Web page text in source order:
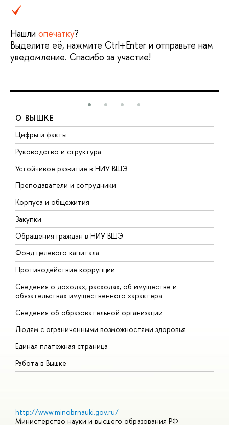
Нашли опечатку?
Выделите её, нажмите Ctrl+Enter и отправьте нам
уведомление. Спасибо за участие!
О ВЫШКЕ
Цифры и факты
Руководство и структура
Устойчивое развитие в НИУ ВШЭ
Преподаватели и сотрудники
Корпуса и общежития
Закупки
Обращения граждан в НИУ ВШЭ
Фонд целевого капитала
Противодействие коррупции
Сведения о доходах, расходах, об имуществе и
обязательствах имущественного характера
Сведения об образовательной организации
Людям с ограниченными возможностями здоровья
Единая платежная страница
Работа в Вышке
http://www.minobrnauki.gov.ru/
Министерство науки и высшего образования РФ